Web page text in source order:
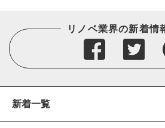
リノベ業界の新着情
新着一覧